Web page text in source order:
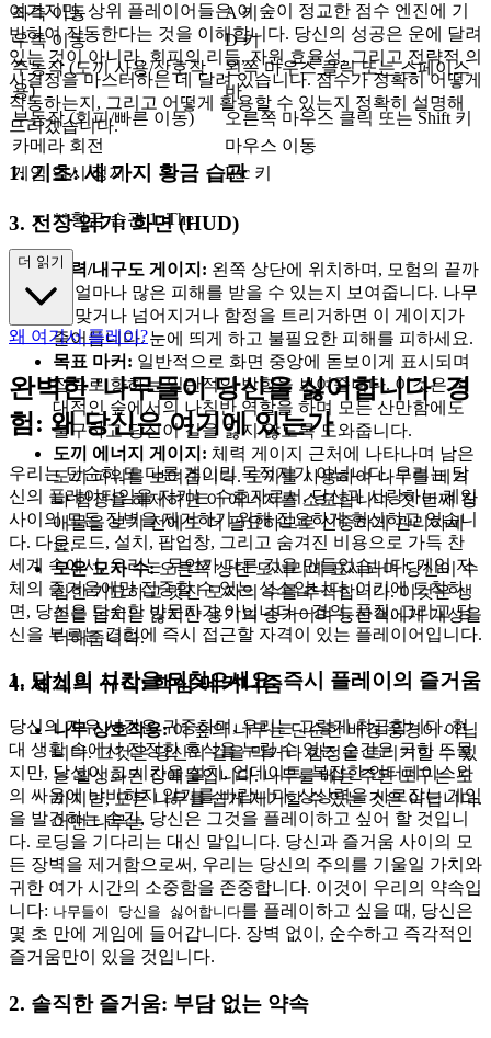
좌측 이동
A 키
우측 이동
D 키
주동작 (도끼 사용/상호작
용)
왼쪽 마우스 클릭 또는 스페이스
바
부동작 (회피/빠른 이동)
오른쪽 마우스 클릭 또는 Shift 키
카메라 회전
마우스 이동
게임 일시 정지
Esc 키
3. 전장 읽기: 화면 (HUD)
체력/내구도 게이지: 왼쪽 상단에 위치하며, 모험의 끝까
지 얼마나 많은 피해를 받을 수 있는지 보여줍니다. 나무
에 맞거나 넘어지거나 함정을 트리거하면 이 게이지가
줄어듭니다. 눈에 띄게 하고 불필요한 피해를 피하세요.
목표 마커: 일반적으로 화면 중앙에 돋보이게 표시되며
집으로 향하는 일반적인 방향을 보여줍니다. 이것은 적
대적인 숲에서의 나침반 역할을 하며 모든 산만함에도
불구하고 당신이 길을 잃지 않도록 도와줍니다.
도끼 에너지 게이지: 체력 게이지 근처에 나타나며 남은
도끼 파워를 보여줍니다. 도끼를 사용하여 나무를 베거
나 함정을 해제하면 이 에너지를 소모합니다. 첫 번째 장
애물을 보기 전에도 더 필요하므로 신중하게 관리하세
요.
모은 모자 수:오른쪽 상단 모서리에 표시되며 당신이 수
집한 기묘하고 멋진 모자의 수를 추적합니다. 이것은 생
존을 돕지는 않지만 용기의 증거이며 등산객에게 개성을
더해줍니다.
4. 세계의 규칙: 핵심 메커니즘
나무 상호작용:이 숲의 나무는 단순한 배경 풍경이 아닙
니다. 그것은 당신의 길을 막거나 함정을 트리거할 수 있
는 활성화된 장애물입니다. 나무를 베는 주된 도구는 도
끼지만, 모든 나무를 쉽게 제거할 수 있는 것은 아닙니다.
어떤 나무는
여기지만, 상위 플레이어들은 이 숲이 정교한 점수 엔진에 기
반하여 작동한다는 것을 이해합니다. 당신의 성공은 운에 달려
있는 것이 아니라, 회피의 리듬, 자원 효율성, 그리고 전략적 의
사결정을 마스터하는 데 달려 있습니다. 점수가 정확히 어떻게
작동하는지, 그리고 어떻게 활용할 수 있는지 정확히 설명해
드리겠습니다.
1. 기초: 세 가지 황금 습관
**황금 습관 1: The
더 읽기
왜 여기서 플레이?
완벽한 '나무들이 당신을 싫어합니다' 경
험: 왜 당신은 여기에 있는가
우리는 단순히 또 다른 게이밍 목적지가 아닙니다. 우리는 당
신의 플레이타임을 지키는 수호자로서, 당신과 사랑하는 게임
사이의 모든 장벽을 제거하기 위해 집요하게 헌신하고 있습니
다. 다운로드, 설치, 팝업창, 그리고 숨겨진 비용으로 가득 찬
세계 속에서, 우리는 무언가 다른 것을 만들었습니다: 게임 자
체의 즐거움에만 집중할 수 있는 성소입니다. 여기에 도착하
면, 당신은 단순한 방문자가 아닙니다—경의, 품질, 그리고 당
신을 부르는 경험에 즉시 접근할 자격이 있는 플레이어입니다.
1. 당신의 시간을 되찾으세요: 즉시 플레이의 즐거움
당신의 자유 시간은 귀중하며, 우리는 그렇게 취급합니다. 현
대 생활 속에서 진정한 휴식을 누릴 수 있는 순간은 극히 드물
지만, 당신이 그 시간을 설치, 업데이트, 복잡한 인터페이스와
의 싸움에 낭비하지 않기를 바랍니다. 상상력을 사로잡는 게임
을 발견하는 순간, 당신은 그것을 플레이하고 싶어 할 것입니
다. 로딩을 기다리는 대신 말입니다. 당신과 즐거움 사이의 모
든 장벽을 제거함으로써, 우리는 당신의 주의를 기울일 가치와
귀한 여가 시간의 소중함을 존중합니다. 이것이 우리의 약속입
니다: 나무들이 당신을 싫어합니다를 플레이하고 싶을 때, 당신은
몇 초 만에 게임에 들어갑니다. 장벽 없이, 순수하고 즉각적인
즐거움만이 있을 것입니다.
2. 솔직한 즐거움: 부담 없는 약속